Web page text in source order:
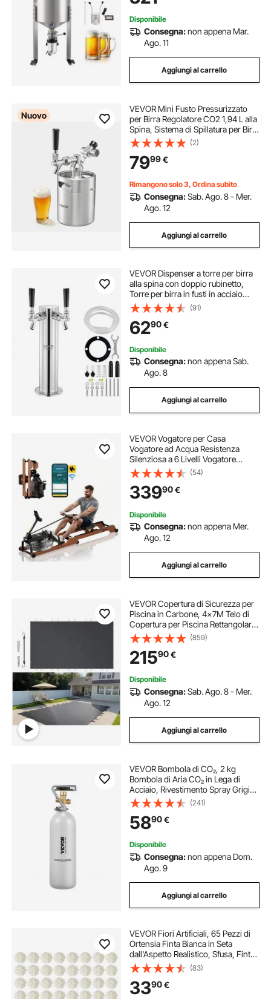
Disponibile
Consegna:non appena Mar.
Ago. 11
Aggiungi al carrello
Nuovo
VEVOR Mini Fusto Pressurizzato
per Birra Regolatore CO2 1,94 L alla
Spina, Sistema di Spillatura per Birra
in Acciaio Inox 304 Rubinetto a
Chiusura Automatica per
Carbonazione Freschezza, Casa
(2)
7999€
Rimangono solo 3, Ordina subito
Consegna:Sab. Ago. 8 - Mer.
Ago. 12
Aggiungi al carrello
VEVOR Dispenser a torre per birra
alla spina con doppio rubinetto,
Torre per birra in fusti in acciaio
inox, Kit spillatore birra artigianale
rubinetti a chiusura automatica per
feste, bar
(91)
6290€
Disponibile
Consegna:non appena Sab.
Ago. 8
Aggiungi al carrello
VEVOR Vogatore per Casa
Vogatore ad Acqua Resistenza
Silenziosa a 6 Livelli Vogatore
Pieghevole in Legno con Serbatoio
Acqua Carico158 kg, Compatibile
con App Bluetooth per la Casa, 4
Ruote
(54)
33990€
Disponibile
Consegna:non appena Mer.
Ago. 12
Aggiungi al carrello
VEVOR Copertura di Sicurezza per
Piscina in Carbone, 4x7M Telo di
Copertura per Piscina Rettangolare
in Polipropilene, Coperchio
Rettangolare di Piscina Interrata per
Casa Giardino Hotel Ingegneria
(859)
21590€
Disponibile
Consegna:Sab. Ago. 8 - Mer.
Ago. 12
Aggiungi al carrello
VEVOR Bombola di CO₂, 2 kg
Bombola di Aria CO₂ in Lega di
Acciaio, Rivestimento Spray Grigio,
Valvola DIN477, Maniglia e
Pressione Regolabile, per Spillatura
di Birra alla Spina, Gas non Incluso
(241)
5890€
Disponibile
Consegna:non appena Dom.
Ago. 9
Aggiungi al carrello
VEVOR Fiori Artificiali, 65 Pezzi di
Ortensia Finta Bianca in Seta
dall'Aspetto Realistico, Sfusa, Finta
Bianca con Steli per Bouquet da
Sposa Fai da Te, Centrotavola per
Casa Decorazioni
(83)
3390€